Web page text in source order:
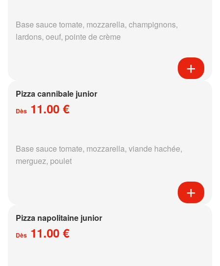
Base sauce tomate, mozzarella, champignons,
lardons, oeuf, pointe de crème
Pizza cannibale junior
Dès 11.00 €
Base sauce tomate, mozzarella, viande hachée,
merguez, poulet
Pizza napolitaine junior
Dès 11.00 €